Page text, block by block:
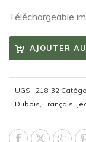
Téléchargeable
AJOUTER
UGS : 218-32
Dubois, Français,